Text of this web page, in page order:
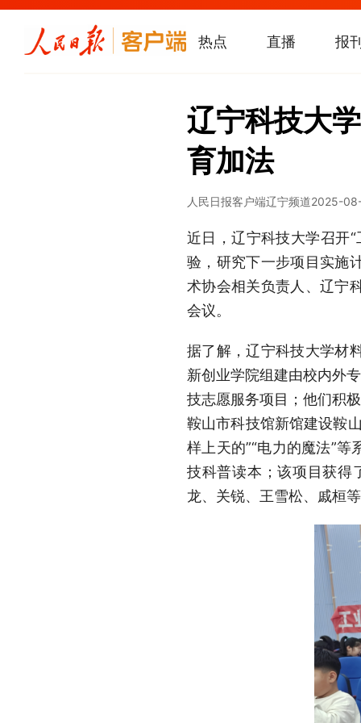
热点 直播 报
辽宁科技大
育加法
人民日报客户端辽宁频道2025-
近日，辽宁科技大学召开
验，研究下一步项目实施
术协会相关负责人、辽宁
会议。
据了解，辽宁科技大学材
新创业学院组建由校内外
技志愿服务项目；他们积
鞍山市科技馆新馆建设鞍
样上天的”“电力的魔法”
技科普读本；该项目获得
龙、关锐、王雪松、戚桓